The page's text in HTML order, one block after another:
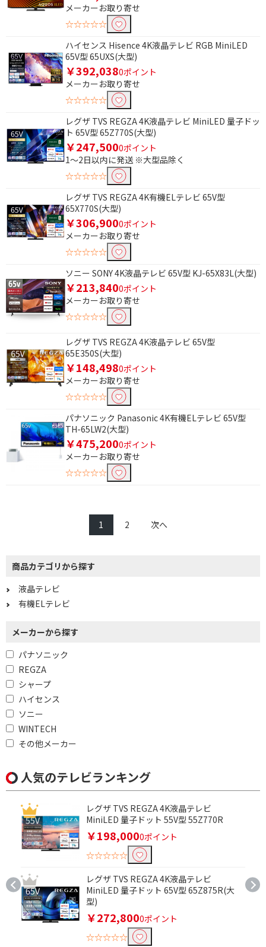
メーカーお取り寄せ
☆☆☆☆☆
ハイセンス Hisence 4K液晶テレビ RGB MiniLED
65V型 65UXS(大型)
￥392,0380ポイント
メーカーお取り寄せ
☆☆☆☆☆
レグザ TVS REGZA 4K液晶テレビ MiniLED 量子ドッ
ト 65V型 65Z770S(大型)
￥247,5000ポイント
1～2日以内に発送 ※大型品除く
☆☆☆☆☆
レグザ TVS REGZA 4K有機ELテレビ 65V型
65X770S(大型)
￥306,9000ポイント
メーカーお取り寄せ
☆☆☆☆☆
ソニー SONY 4K液晶テレビ 65V型 KJ-65X83L(大型)
￥213,8400ポイント
メーカーお取り寄せ
☆☆☆☆☆
レグザ TVS REGZA 4K液晶テレビ 65V型
65E350S(大型)
￥148,4980ポイント
メーカーお取り寄せ
☆☆☆☆☆
パナソニック Panasonic 4K有機ELテレビ 65V型
TH-65LW2(大型)
￥475,2000ポイント
メーカーお取り寄せ
☆☆☆☆☆
1 2 次へ
商品カテゴリから探す
液晶テレビ
有機ELテレビ
メーカーから探す
パナソニック
REGZA
シャープ
ハイセンス
ソニー
WINTECH
その他メーカー
人気のテレビランキング
レグザ TVS REGZA 4K液晶テレビ
MiniLED 量子ドット 55V型 55Z770R
￥198,0000ポイント
☆☆☆☆☆
レグザ TVS REGZA 4K液晶テレビ
MiniLED 量子ドット 65V型 65Z875R(大
型)
￥272,8000ポイント
☆☆☆☆☆